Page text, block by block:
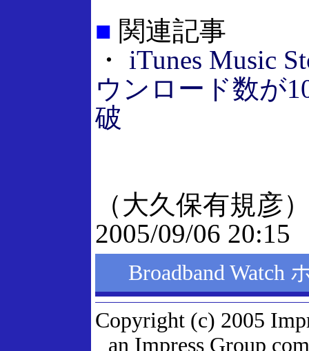
■ 関連記事
・ iTunes Music
ウンロード数が
破
（大久保有規彦
2005/09/06 20:15
Broadband Watch
Copyright (c) 2005
an Impress Group